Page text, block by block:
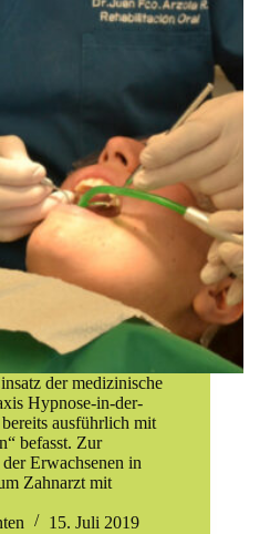
der medizinische
Hypnose-in-der-
ausführlich mit
befasst. Zur
Erwachsenen in
Zahnarzt mit
15. Juli 2019